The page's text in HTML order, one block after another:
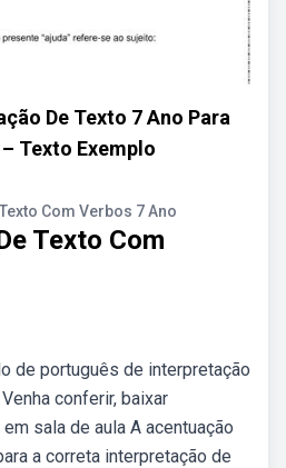
De Texto 7 Ano Para
Texto Exemplo
Com Verbos 7 Ano
Texto Com
de português de interpretação
conferir, baixar
sala de aula A acentuação
a correta interpretação de